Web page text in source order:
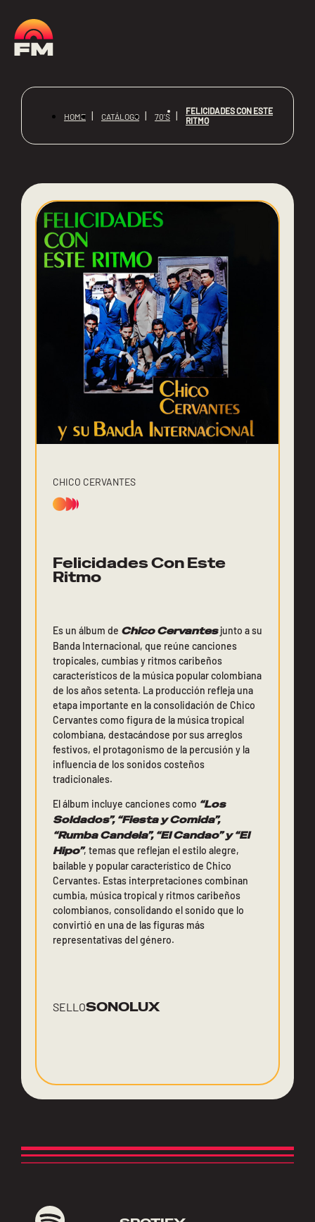
HOME CATÁLOGO 70'S
FELICIDADES CON ESTE
RITMO
CHICO CERVANTES
Felicidades Con Este
Ritmo
Es un álbum de Chico Cervantesjunto a su
Banda Internacional, que reúne canciones
tropicales, cumbias y ritmos caribeños
característicos de la música popular colombiana
de los años setenta. La producción refleja una
etapa importante en la consolidación de Chico
Cervantes como figura de la música tropical
colombiana, destacándose por sus arreglos
festivos, el protagonismo de la percusión y la
influencia de los sonidos costeños
tradicionales.
El álbum incluye canciones como “Los
Soldados”, “Fiesta y Comida”,
“Rumba Candela”, “El Candao” y “El
Hipo”, temas que reflejan el estilo alegre,
bailable y popular característico de Chico
Cervantes. Estas interpretaciones combinan
cumbia, música tropical y ritmos caribeños
colombianos, consolidando el sonido que lo
convirtió en una de las figuras más
representativas del género.
SELLOSONOLUX